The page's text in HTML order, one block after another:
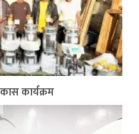
कार्यक्रम